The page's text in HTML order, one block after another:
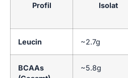
Profil
Isolat
Leucin ~2.7g
BCAAs
~5.8g